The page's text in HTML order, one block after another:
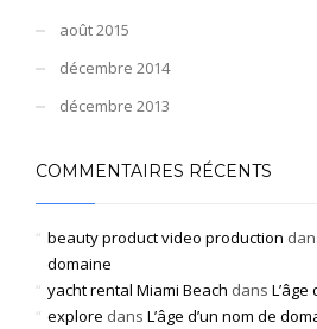
août 2015
décembre 2014
décembre 2013
COMMENTAIRES RÉCENTS
beauty product video production
domaine
yacht rental Miami Beach dans
explore dans L’âge d’un nom de